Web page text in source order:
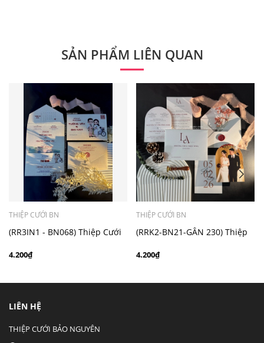
Quý khách vui lòng liên hệ để có thông tin chính xác.
- Mẫu dưới 3000 giá chưa bao gồm bản đồ, quý khách
có nhu cầu in bản đồ sẽ có mức phí 300 - 500 đồng 1
thiệp tuỳ chất liệu.
SẢN PHẨM LIÊN QUAN
THIỆP CƯỚI BN
(RR3IN1 - BN068) Thiệp Cưới
4.200₫
THIỆP CƯỚI BN
(RRK2-BN21-GÂN 230) Thiệp
230g
4.200₫
LIÊN HỆ
THIỆP CƯỚI BẢO NGUYÊN